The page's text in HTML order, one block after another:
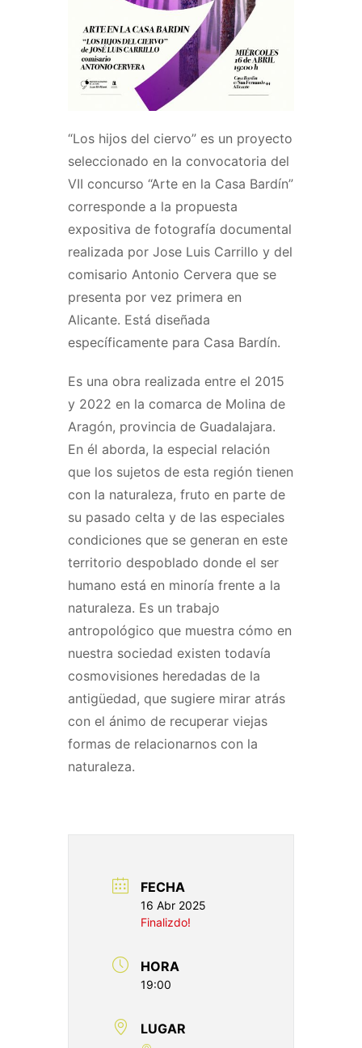
“Los hijos del ciervo” es un proyecto
seleccionado en la convocatoria del
VII concurso “Arte en la Casa Bardín”
corresponde a la propuesta
expositiva de fotografía documental
realizada por Jose Luis Carrillo y del
comisario Antonio Cervera que se
presenta por vez primera en
Alicante. Está diseñada
específicamente para Casa Bardín.
Es una obra realizada entre el 2015
y 2022 en la comarca de Molina de
Aragón, provincia de Guadalajara.
En él aborda, la especial relación
que los sujetos de esta región tienen
con la naturaleza, fruto en parte de
su pasado celta y de las especiales
condiciones que se generan en este
territorio despoblado donde el ser
humano está en minoría frente a la
naturaleza. Es un trabajo
antropológico que muestra cómo en
nuestra sociedad existen todavía
cosmovisiones heredadas de la
antigüedad, que sugiere mirar atrás
con el ánimo de recuperar viejas
formas de relacionarnos con la
naturaleza.
FECHA
16 Abr 2025
Finalizdo!
HORA
19:00
LUGAR